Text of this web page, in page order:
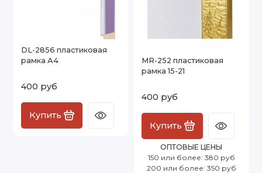
DL-2856 пластиковая
рамка А4
400 руб
Купить
MR-252 пластиковая
рамка 15-21
400 руб
Купить
ОПТОВЫЕ ЦЕНЫ
150 или более: 380 руб
200 или более: 350 руб